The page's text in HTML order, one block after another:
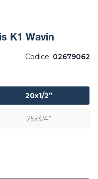
K1 Wavin
Codice: 02679062
20x1/2”
25x3/4”